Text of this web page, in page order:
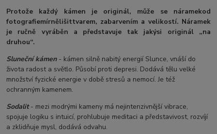
Protože každý kámen je originál, může se náramekod
fotografiemírnělišittvarem, zabarvením a velikostí. Náramek
je ručně vyráběn a představuje tak jakýsi originál „na
druhou“.
Sluneční kámen- kámen silně nabitý energií Slunce, vnáší do
života radost a světlo. Působí proti depresi. Dodává tělu velké
množství fyzické energie v době stresů a nemocí. Je též
ochranným kamenem.
Sodalit- mezi modrými kameny má nejintenzivnější vibrace,
spojuje logiku s intuicí, prohlubuje meditaci a představivost, rozvíjí
a zklidňuje mysl, dodává odvahu.